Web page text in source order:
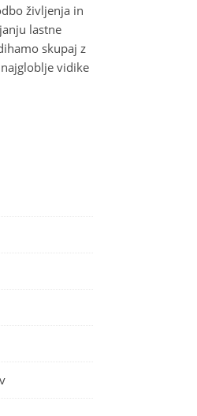
življenja in
lastne
skupaj z
vidike